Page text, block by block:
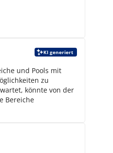
KI generiert
und Pools mit
zu
könnte von der
Bereiche